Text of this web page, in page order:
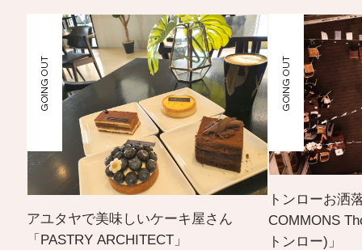
GOING OUT
アユタヤで美味しいケーキ屋さん
「PASTRY ARCHITECT」
GOING OUT
トンローお洒
COMMONS
トンロー)」